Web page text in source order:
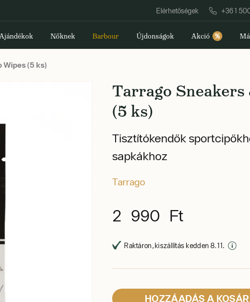
Elérhetőségek +36 1
Nőknek Barbour Újdonságok Akció %
Wipes (5 ks)
Tarrago
(5 ks)
Tisztítókendők
sapkákhoz
Tarrago
2 990 Ft
Raktáron, kiszállítás kedden 8. 11.
HOZZÁADÁS A